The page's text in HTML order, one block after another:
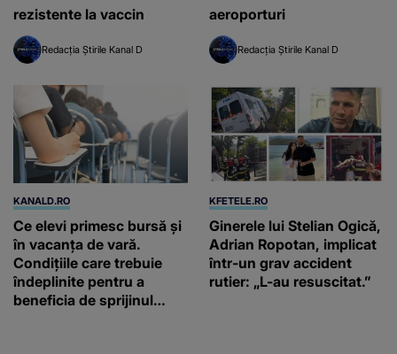
rezistente la vaccin
Redacția Știrile Kanal D
aeroporturi
Redacția Știrile Kanal D
KANALD.RO
Ce elevi primesc bursă și
în vacanța de vară.
Condițiile care trebuie
îndeplinite pentru a
beneficia de sprijinul
KFETELE.RO
Ginerele lui Stelian Ogică,
Adrian Ropotan, implicat
într-un grav accident
rutier: „L-au resuscitat.”